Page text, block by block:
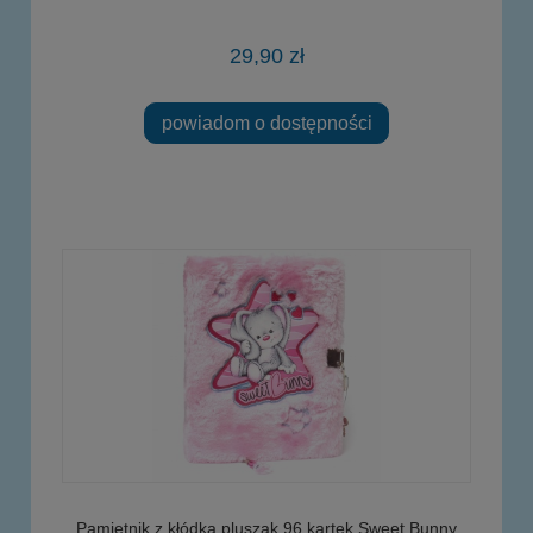
29,90 zł
powiadom o dostępności
Pamiętnik z kłódką pluszak 96 kartek Sweet Bunny